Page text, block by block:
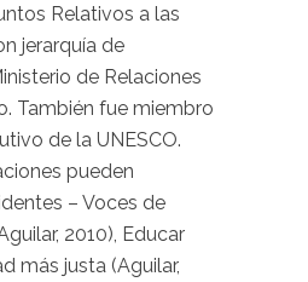
Relativos a las
jerarquía de
de Relaciones
También fue miembro
de la UNESCO.
pueden
– Voces de
2010), Educar
más justa (Aguilar,